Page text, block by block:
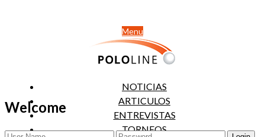
Menu
NOTICIAS
ARTICULOS
ENTREVISTAS
TORNEOS
Welcome